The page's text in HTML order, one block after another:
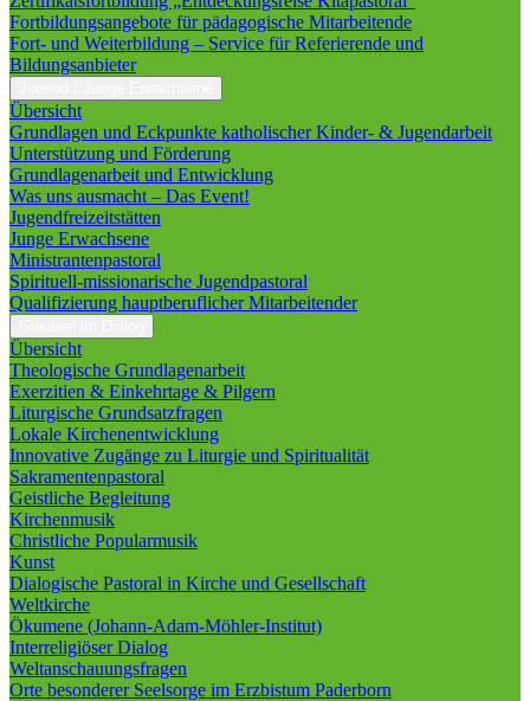
Fortbildungsangebote für pädagogische Mitarbeitende
Fort- und Weiterbildung – Service für Referierende und
Bildungsanbieter
Übersicht
Grundlagen und Eckpunkte katholischer Kinder- & Jugendarbeit
Unterstützung und Förderung
Grundlagenarbeit und Entwicklung
Was uns ausmacht – Das Event!
Jugendfreizeitstätten
Junge Erwachsene
Ministrantenpastoral
Spirituell-missionarische Jugendpastoral
Qualifizierung hauptberuflicher Mitarbeitender
Übersicht
Theologische Grundlagenarbeit
Exerzitien & Einkehrtage & Pilgern
Liturgische Grundsatzfragen
Lokale Kirchenentwicklung
Innovative Zugänge zu Liturgie und Spiritualität
Sakramentenpastoral
Geistliche Begleitung
Kirchenmusik
Christliche Popularmusik
Kunst
Dialogische Pastoral in Kirche und Gesellschaft
Weltkirche
Ökumene (Johann-Adam-Möhler-Institut)
Interreligiöser Dialog
Weltanschauungsfragen
Orte besonderer Seelsorge im Erzbistum Paderborn